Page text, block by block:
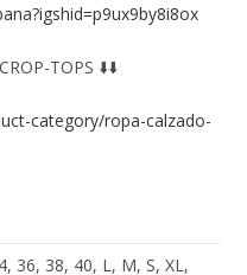
TOPS ⬇️⬇️
category/ropa-calzado-
36, 38, 40, L, M, S, XL,